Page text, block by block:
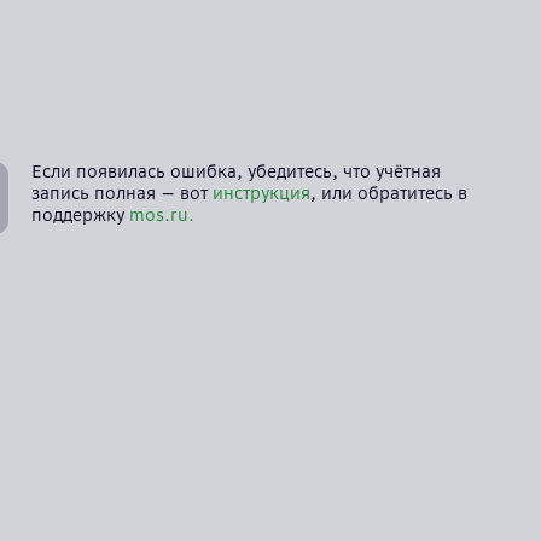
Если появилась ошибка, убедитесь, что учётная
запись полная — вот инструкция, или обратитесь в
поддержку mos.ru.